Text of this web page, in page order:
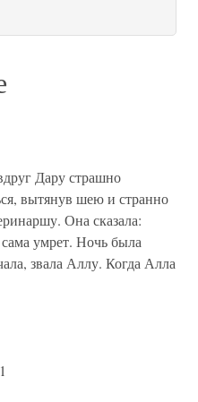
Дару страшно
вытянув шею и странно
Она сказала:
умрет. Ночь была
звала Аллу. Когда Алла